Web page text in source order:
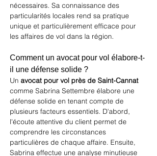
nécessaires. Sa connaissance des
particularités locales rend sa pratique
unique et particulièrement efficace pour
les affaires de vol dans la région.
Comment un avocat pour vol élabore-t-
il une défense solide ?
Un avocat pour vol près de Saint-Cannat
comme Sabrina Settembre élabore une
défense solide en tenant compte de
plusieurs facteurs essentiels. D'abord,
l'écoute attentive du client permet de
comprendre les circonstances
particulières de chaque affaire. Ensuite,
Sabrina effectue une analyse minutieuse